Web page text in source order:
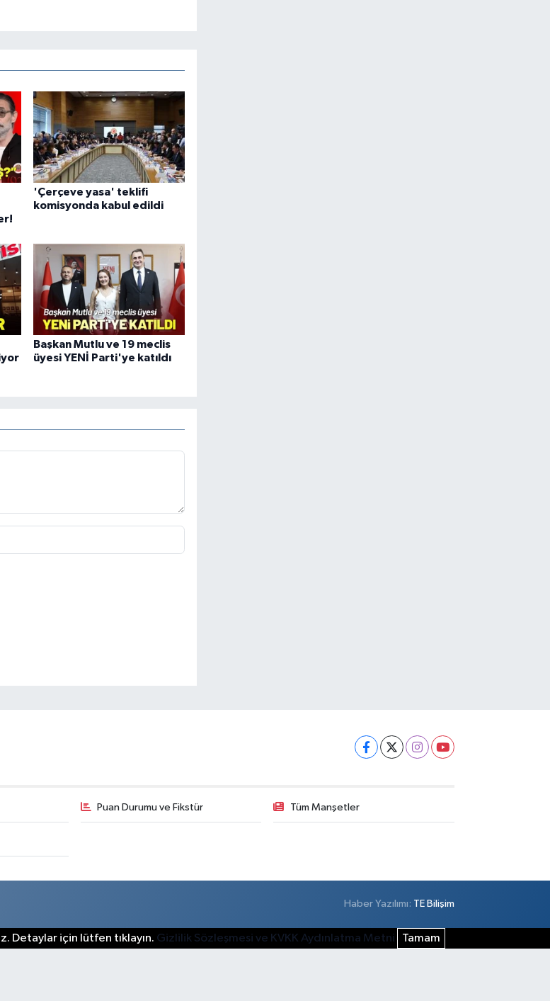
'Çerçeve yasa' teklifi
komisyonda kabul edildi
Başkan Mutlu ve 19 meclis
üyesi YENİ Parti'ye katıldı
Puan Durumu ve Fikstür Tüm Manşetler
Haber Yazılımı: TE Bilişim
Detaylar için lütfen tıklayın. Gizlilik Sözleşmesi ve KVKK Aydınlatma Metni Tamam